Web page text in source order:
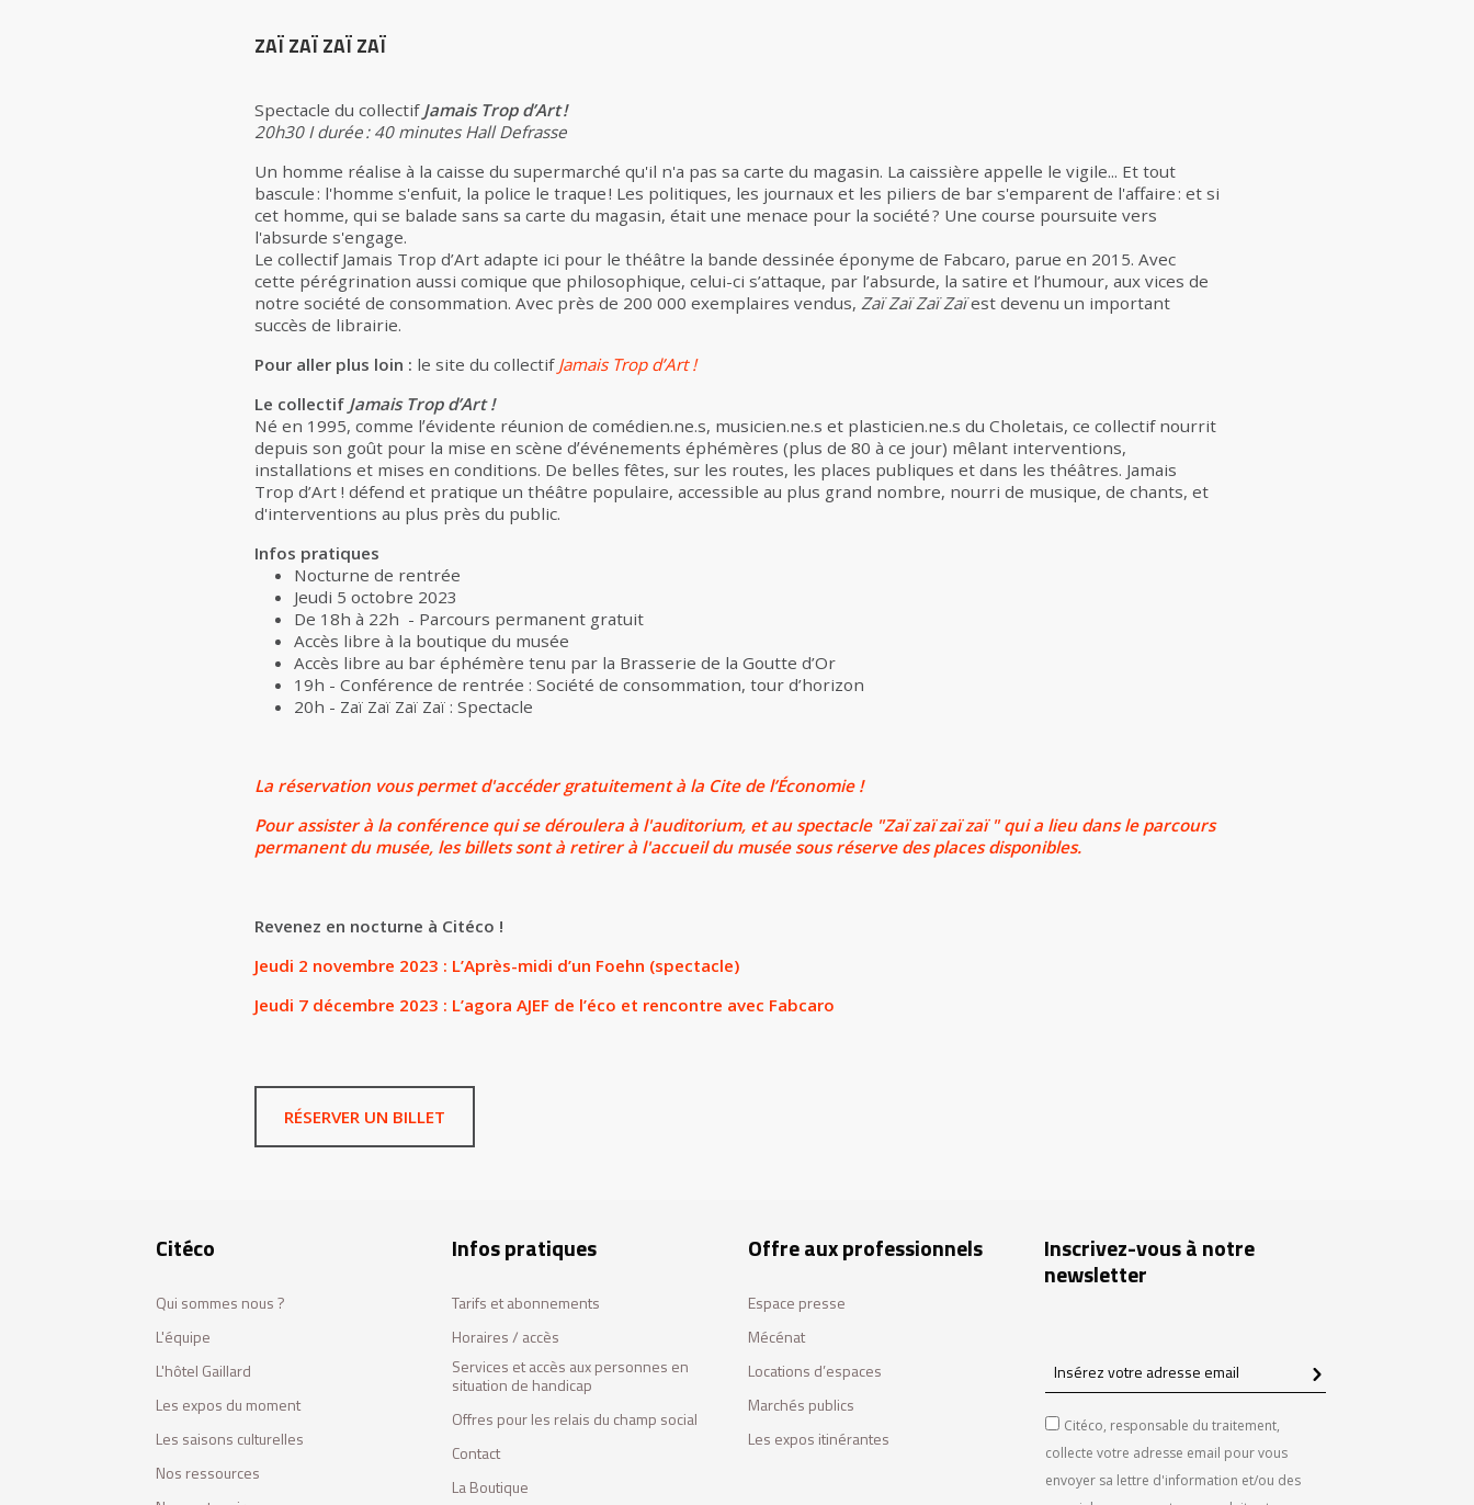
ZAÏ ZAÏ ZAÏ ZAÏ
Spectacle du collectif Jamais Trop d’Art !
20h30 I durée : 40 minutes Hall Defrasse
Un homme réalise à la caisse du supermarché qu'il n'a pas sa carte du magasin. La caissière appelle le vigile... Et tout
bascule : l'homme s'enfuit, la police le traque ! Les politiques, les journaux et les piliers de bar s'emparent de l'affaire : et si
cet homme, qui se balade sans sa carte du magasin, était une menace pour la société ? Une course poursuite vers
l'absurde s'engage.
Le collectif Jamais Trop d’Art adapte ici pour le théâtre la bande dessinée éponyme de Fabcaro, parue en 2015. Avec
cette pérégrination aussi comique que philosophique, celui-ci s’attaque, par l’absurde, la satire et l’humour, aux vices de
notre société de consommation. Avec près de 200 000 exemplaires vendus, Zaï Zaï Zaï Zaïest devenu un important
succès de librairie.
Pour aller plus loin : le site du collectif Jamais Trop d’Art !
Le collectif Jamais Trop d’Art !
Né en 1995, comme lʼévidente réunion de comédien.ne.s, musicien.ne.s et plasticien.ne.s du Choletais, ce collectif nourrit
depuis son goût pour la mise en scène dʼévénements éphémères (plus de 80 à ce jour) mêlant interventions,
installations et mises en conditions. De belles fêtes, sur les routes, les places publiques et dans les théâtres. Jamais
Trop d’Art ! défend et pratique un théâtre populaire, accessible au plus grand nombre, nourri de musique, de chants, et
d'interventions au plus près du public.
Infos pratiques
Nocturne de rentrée
Jeudi 5 octobre 2023
De 18h à 22h - Parcours permanent gratuit
Accès libre à la boutique du musée
Accès libre au bar éphémère tenu par la Brasserie de la Goutte d’Or
19h - Conférence de rentrée : Société de consommation, tour d’horizon
20h - Zaï Zaï Zaï Zaï : Spectacle
La réservation vous permet d'accéder gratuitement à la Cite de l’Économie !
Pour assister à la conférence qui se déroulera à l'auditorium, et au spectacle "Zaï zaï zaï zaï " qui a lieu dans le parcours
permanent du musée, les billets sont à retirer à l'accueil du musée sous réserve des places disponibles.
Revenez en nocturne à Citéco !
Jeudi 2 novembre 2023 : L’Après-midi d’un Foehn (spectacle)
Jeudi 7 décembre 2023 : L’agora AJEF de l’éco et rencontre avec Fabcaro
RÉSERVER UN BILLET
Citéco
Qui sommes nous ?
L'équipe
L'hôtel Gaillard
Les expos du moment
Les saisons culturelles
Nos ressources
Infos pratiques
Tarifs et abonnements
Horaires / accès
Services et accès aux personnes en
situation de handicap
Offres pour les relais du champ social
Contact
La Boutique
Offre aux professionnels
Espace presse
Mécénat
Locations d’espaces
Marchés publics
Les expos itinérantes
Inscrivez-vous à notre
newsletter
Insérez
votre
adresse
email
Citéco, responsable du traitement,
collecte votre adresse email pour vous
envoyer sa lettre d'information et/ou des